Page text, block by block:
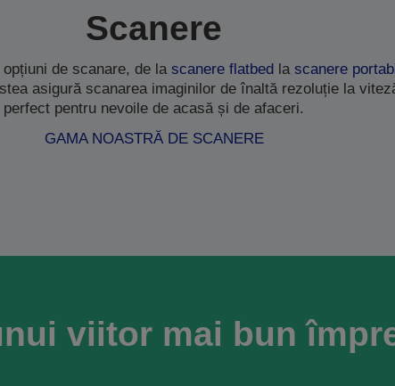
Scanere
de scanare, de la scanere flatbedla scanere
asigură scanarea imaginilor de înaltă rezoluție la
perfect pentru nevoile de acasă și de afaceri.
GAMA NOASTRĂ DE SCANERE
viitor mai bun